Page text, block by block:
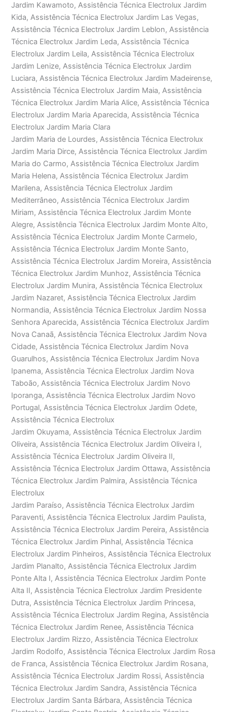
Jardim Kawamoto, Assistência Técnica Electrolux Jardim
Kida, Assistência Técnica Electrolux Jardim Las Vegas,
Assistência Técnica Electrolux Jardim Leblon, Assistência
Técnica Electrolux Jardim Leda, Assistência Técnica
Electrolux Jardim Leila, Assistência Técnica Electrolux
Jardim Lenize, Assistência Técnica Electrolux Jardim
Luciara, Assistência Técnica Electrolux Jardim Madeirense,
Assistência Técnica Electrolux Jardim Maia, Assistência
Técnica Electrolux Jardim Maria Alice, Assistência Técnica
Electrolux Jardim Maria Aparecida, Assistência Técnica
Electrolux Jardim Maria Clara
Jardim Maria de Lourdes, Assistência Técnica Electrolux
Jardim Maria Dirce, Assistência Técnica Electrolux Jardim
Maria do Carmo, Assistência Técnica Electrolux Jardim
Maria Helena, Assistência Técnica Electrolux Jardim
Marilena, Assistência Técnica Electrolux Jardim
Mediterrâneo, Assistência Técnica Electrolux Jardim
Miriam, Assistência Técnica Electrolux Jardim Monte
Alegre, Assistência Técnica Electrolux Jardim Monte Alto,
Assistência Técnica Electrolux Jardim Monte Carmelo,
Assistência Técnica Electrolux Jardim Monte Santo,
Assistência Técnica Electrolux Jardim Moreira, Assistência
Técnica Electrolux Jardim Munhoz, Assistência Técnica
Electrolux Jardim Munira, Assistência Técnica Electrolux
Jardim Nazaret, Assistência Técnica Electrolux Jardim
Normandia, Assistência Técnica Electrolux Jardim Nossa
Senhora Aparecida, Assistência Técnica Electrolux Jardim
Nova Canaã, Assistência Técnica Electrolux Jardim Nova
Cidade, Assistência Técnica Electrolux Jardim Nova
Guarulhos, Assistência Técnica Electrolux Jardim Nova
Ipanema, Assistência Técnica Electrolux Jardim Nova
Taboão, Assistência Técnica Electrolux Jardim Novo
Iporanga, Assistência Técnica Electrolux Jardim Novo
Portugal, Assistência Técnica Electrolux Jardim Odete,
Assistência Técnica Electrolux
Jardim Okuyama, Assistência Técnica Electrolux Jardim
Oliveira, Assistência Técnica Electrolux Jardim Oliveira I,
Assistência Técnica Electrolux Jardim Oliveira II,
Assistência Técnica Electrolux Jardim Ottawa, Assistência
Técnica Electrolux Jardim Palmira, Assistência Técnica
Electrolux
Jardim Paraíso, Assistência Técnica Electrolux Jardim
Paraventi, Assistência Técnica Electrolux Jardim Paulista,
Assistência Técnica Electrolux Jardim Pereira, Assistência
Técnica Electrolux Jardim Pinhal, Assistência Técnica
Electrolux Jardim Pinheiros, Assistência Técnica Electrolux
Jardim Planalto, Assistência Técnica Electrolux Jardim
Ponte Alta I, Assistência Técnica Electrolux Jardim Ponte
Alta II, Assistência Técnica Electrolux Jardim Presidente
Dutra, Assistência Técnica Electrolux Jardim Princesa,
Assistência Técnica Electrolux Jardim Regina, Assistência
Técnica Electrolux Jardim Renee, Assistência Técnica
Electrolux Jardim Rizzo, Assistência Técnica Electrolux
Jardim Rodolfo, Assistência Técnica Electrolux Jardim Rosa
de Franca, Assistência Técnica Electrolux Jardim Rosana,
Assistência Técnica Electrolux Jardim Rossi, Assistência
Técnica Electrolux Jardim Sandra, Assistência Técnica
Electrolux Jardim Santa Bárbara, Assistência Técnica